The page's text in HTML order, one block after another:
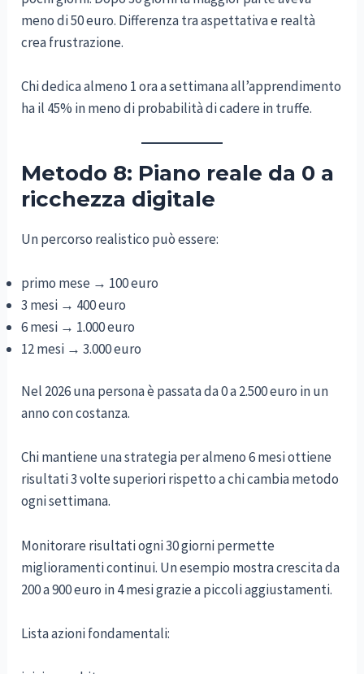
meno di 50 euro. Differenza tra aspettativa e realtà
crea frustrazione.
Chi dedica almeno 1 ora a settimana all’apprendimento
ha il 45% in meno di probabilità di cadere in truffe.
Metodo 8: Piano reale da 0 a
ricchezza digitale
Un percorso realistico può essere:
primo mese → 100 euro
3 mesi → 400 euro
6 mesi → 1.000 euro
12 mesi → 3.000 euro
Nel 2026 una persona è passata da 0 a 2.500 euro in un
anno con costanza.
Chi mantiene una strategia per almeno 6 mesi ottiene
risultati 3 volte superiori rispetto a chi cambia metodo
ogni settimana.
Monitorare risultati ogni 30 giorni permette
miglioramenti continui. Un esempio mostra crescita da
200 a 900 euro in 4 mesi grazie a piccoli aggiustamenti.
Lista azioni fondamentali: